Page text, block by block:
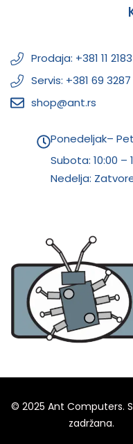
Prodaja: +381 11
Servis: +381 69 3287
shop@ant.rs
Ponedeljak–
Subota: 10:00 –
Nedelja:
© 2025 Ant Computers.
zadržana.